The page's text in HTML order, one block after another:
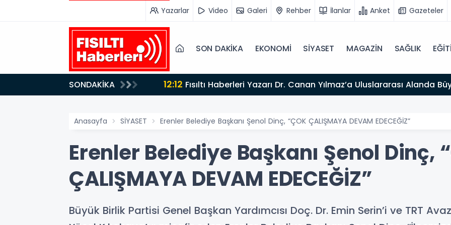
Yazarlar Video Galeri Rehber İlanlar Anket Gazeteler
SON DAKİKA EKONOMİ SİYASET MAGAZİN SAĞLIK
SONDAKİKA 12:12
İlham Ödülü 2026”
Anasayfa SİYASET Erenler Belediye Başkanı Şenol Dinç, “ÇOK ÇALIŞMAYA DEVAM EDECEĞİZ”
Erenler Belediye Başkanı Şenol Dinç,
ÇALIŞMAYA DEVAM EDECEĞİZ”
Büyük Birlik Partisi Genel Başkan Yardımcısı Doç. Dr. Emin Serin’i ve TRT